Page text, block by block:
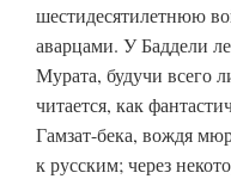
шестидесятилетнюю
аварцами. У Баддели
Мурата, будучи всего
читается, как
Гамзат-бека, вождя
к русским; через